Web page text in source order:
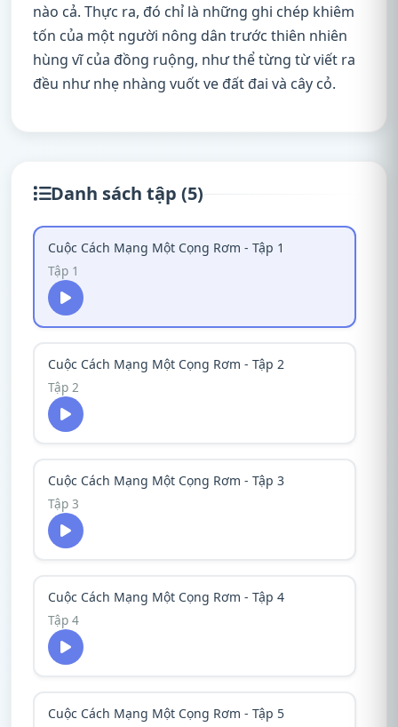
nào cả. Thực ra, đó chỉ là những ghi chép khiêm
tốn của một người nông dân trước thiên nhiên
hùng vĩ của đồng ruộng, như thể từng từ viết ra
đều như nhẹ nhàng vuốt ve đất đai và cây cỏ.
Danh sách tập (5)
Cuộc Cách Mạng Một Cọng Rơm - Tập 1
Tập 1
Cuộc Cách Mạng Một Cọng Rơm - Tập 2
Tập 2
Cuộc Cách Mạng Một Cọng Rơm - Tập 3
Tập 3
Cuộc Cách Mạng Một Cọng Rơm - Tập 4
Tập 4
Cuộc Cách Mạng Một Cọng Rơm - Tập 5